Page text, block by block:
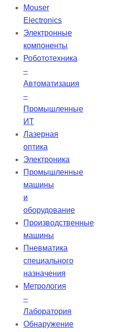
потребности и позволяя им
Mouser
Electronics
Электронные
компоненты
Робототехника
–
Автоматизация
–
Промышленные
ИТ
Лазерная
оптика
Электроника
Промышленные
машины
и
оборудование
Производственные
машины
Пневматика
специального
назначения
Метрология
–
Лаборатория
Обнаружение